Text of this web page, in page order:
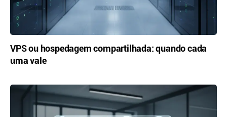
VPS ou hospedagem compartilhada: quando cada
uma vale